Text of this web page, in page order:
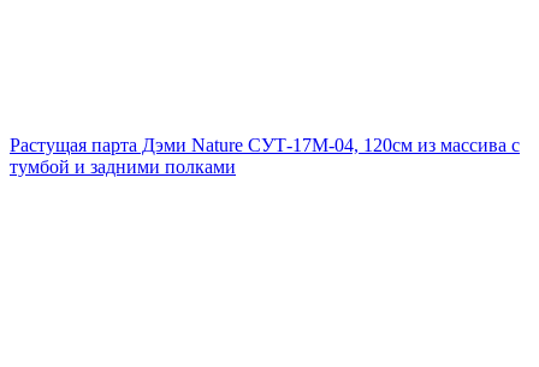
Растущая парта Дэми Nature СУТ-17М-04, 120см из массива с
тумбой и задними полками